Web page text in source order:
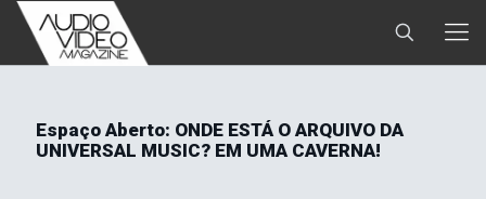
Espaço Aberto: ONDE ESTÁ O ARQUIVO DA
UNIVERSAL MUSIC? EM UMA CAVERNA!